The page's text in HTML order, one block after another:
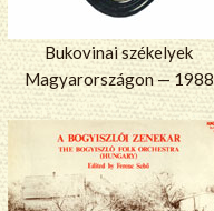
Bukovinai székelyek
Magyarországon — 1988